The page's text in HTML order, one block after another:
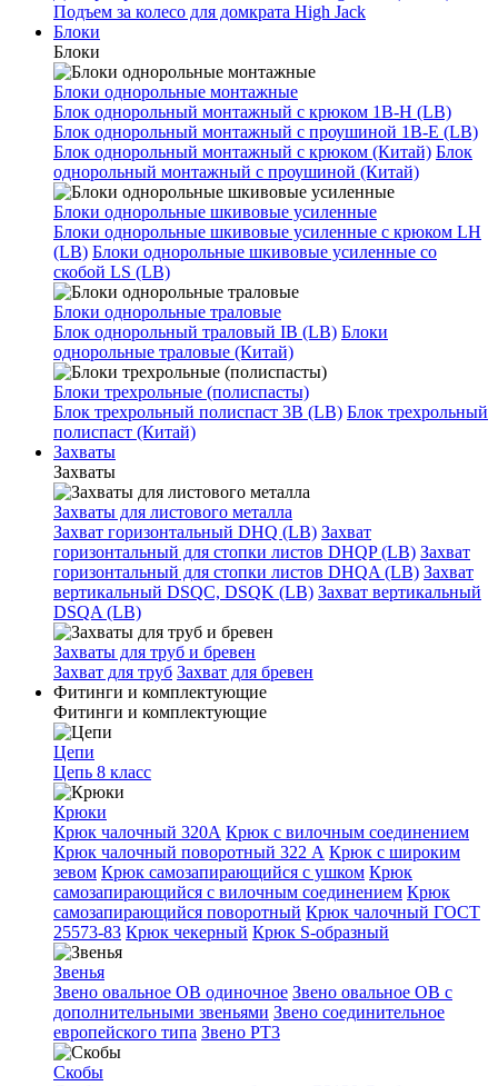
Подъем за колесо для домкрата High Jack
Блоки
Блоки
Блоки однорольные монтажные
Блок однорольный монтажный с крюком 1B-H (LB)
Блок однорольный монтажный с проушиной 1B-E (LB)
Блок однорольный монтажный с крюком (Китай) Блок
однорольный монтажный с проушиной (Китай)
Блоки однорольные шкивовые усиленные
Блоки однорольные шкивовые усиленные с крюком LH
(LB) Блоки однорольные шкивовые усиленные со
скобой LS (LB)
Блоки однорольные траловые
Блок однорольный траловый IB (LB) Блоки
однорольные траловые (Китай)
Блоки трехрольные (полиспасты)
Блок трехрольный полиспаст 3B (LB) Блок трехрольный
полиспаст (Китай)
Захваты
Захваты
Захваты для листового металла
Захват горизонтальный DHQ (LB) Захват
горизонтальный для стопки листов DHQP (LB) Захват
горизонтальный для стопки листов DHQA (LB) Захват
вертикальный DSQC, DSQK (LB) Захват вертикальный
DSQA (LB)
Захваты для труб и бревен
Захват для труб Захват для бревен
Фитинги и комплектующие
Фитинги и комплектующие
Цепи
Цепь 8 класс
Крюки
Крюк чалочный 320А Крюк с вилочным соединением
Крюк чалочный поворотный 322 А Крюк с широким
зевом Крюк самозапирающийся с ушком Крюк
самозапирающийся с вилочным соединением Крюк
самозапирающийся поворотный Крюк чалочный ГОСТ
25573-83 Крюк чекерный Крюк S-образный
Звенья
Звено овальное OB одиночное Звено овальное ОВ с
дополнительными звеньями Звено соединительное
европейского типа Звено РТ3
Скобы